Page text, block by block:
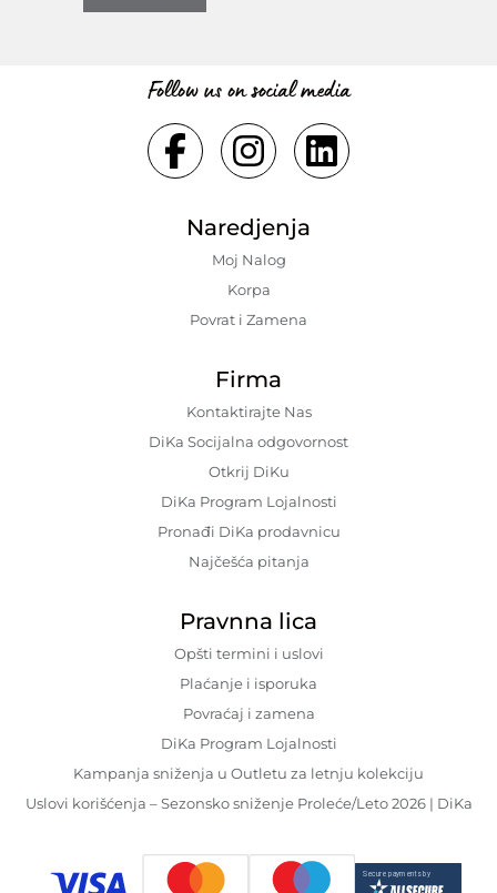
Follow us on social media
Naredjenja
Moj Nalog
Korpa
Povrat i Zamena
Firma
Kontaktirajte Nas
DiKa Socijalna odgovornost
Otkrij DiKu
DiKa Program Lojalnosti
Pronađi DiKa prodavnicu
Najčešća pitanja
Pravnna lica
Opšti termini i uslovi
Plaćanje i isporuka
Povraćaj i zamena
DiKa Program Lojalnosti
Kampanja sniženja u Outletu za letnju kolekciju
Uslovi korišćenja – Sezonsko sniženje Proleće/Leto 2026 | DiKa